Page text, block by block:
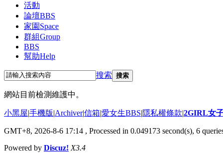
活動
論壇BBS
家園 Space
群組Group
BBS
幫助Help
搜索 搜索
網站目前檢測維護中。
小黑屋|手機版|Archiver|信箱|愛女生BBS|隱私權條款|2GIRL女
GMT+8, 2026-8-6 17:14 , Processed in 0.049173 second(s), 6
Powered by Discuz! X3.4